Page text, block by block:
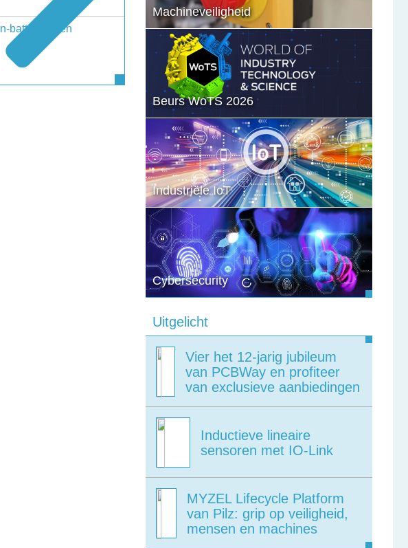
batterijcellen
Machineveiligheid
Beurs WoTS 2026
Industriële IoT
Cybersecurity
Uitgelicht
Vier het 12-jarig jubileum
van PCBWay en profiteer
van exclusieve aanbiedingen
Inductieve lineaire
sensoren met IO-Link
MYZEL Lifecycle Platform
van Pilz: grip op veiligheid,
mensen en machines